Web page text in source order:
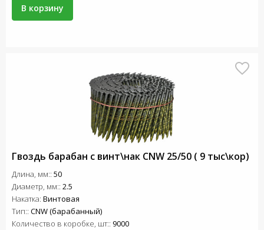
В корзину
Гвоздь барабан с винт\нак СNW 25/50 ( 9 тыс\кор)
Длина, мм:: 50
Диаметр, мм:: 2.5
Накатка: Винтовая
Тип:: CNW (барабанный)
Количество в коробке, шт:: 9000